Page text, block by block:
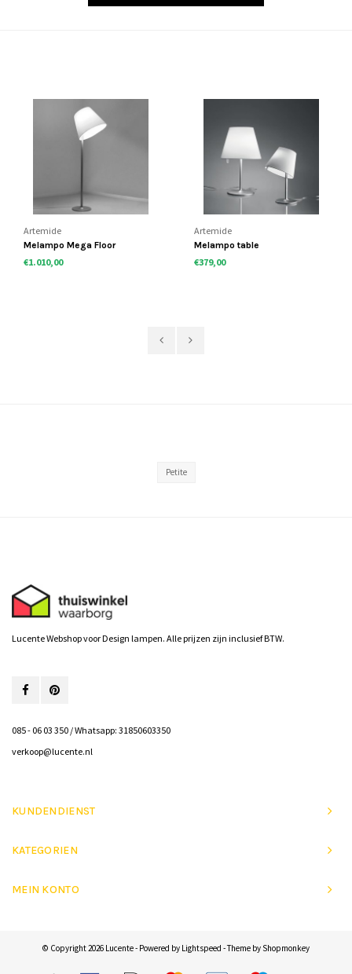
Artemide
Melampo Mega Floor
€1.010,00
Artemide
Melampo table
€379,00
Petite
Lucente Webshop voor Design lampen. Alle prijzen zijn inclusief BTW.
085 - 06 03 350 / Whatsapp: 31850603350
verkoop@lucente.nl
KUNDENDIENST
KATEGORIEN
MEIN KONTO
© Copyright 2026 Lucente - Powered by Lightspeed - Theme by Shopmonkey